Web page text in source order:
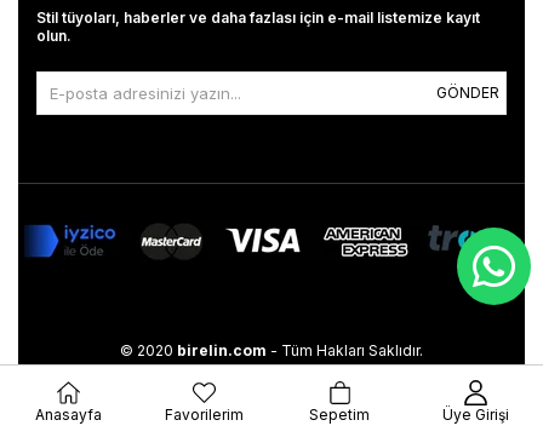
Stil tüyoları, haberler ve daha fazlası için e-mail listemize kayıt
olun.
GÖNDER
© 2020 birelin.com - Tüm Hakları Saklıdır.
Anasayfa Favorilerim Sepetim Üye Girişi